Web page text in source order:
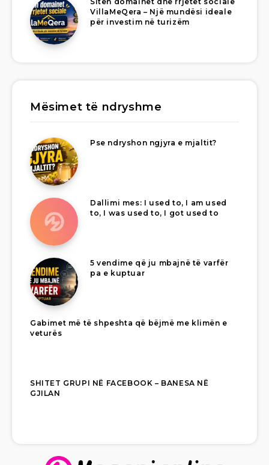
VillaMeQera – Një mundësi ideale
për investim në turizëm
Mësimet të ndryshme
Pse ndryshon ngjyra e mjaltit?
Dallimi mes: I used to, I am used
to, I was used to, I got used to
5 vendime që ju mbajnë të varfër
pa e kuptuar
Gabimet më të shpeshta që bëjmë me klimën e
veturës
SHITET GRUPI NË FACEBOOK – BANESA NË
GJILAN